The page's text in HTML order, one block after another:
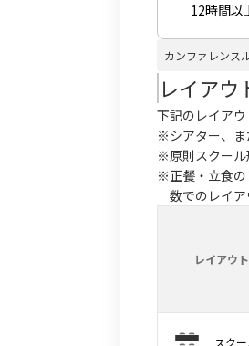
12時間以
カンファレンス
レイアウ
下記のレイア
※シアター、ま
※原則スクール
※正餐・立食の
数でのレイア
レイアウト
スク